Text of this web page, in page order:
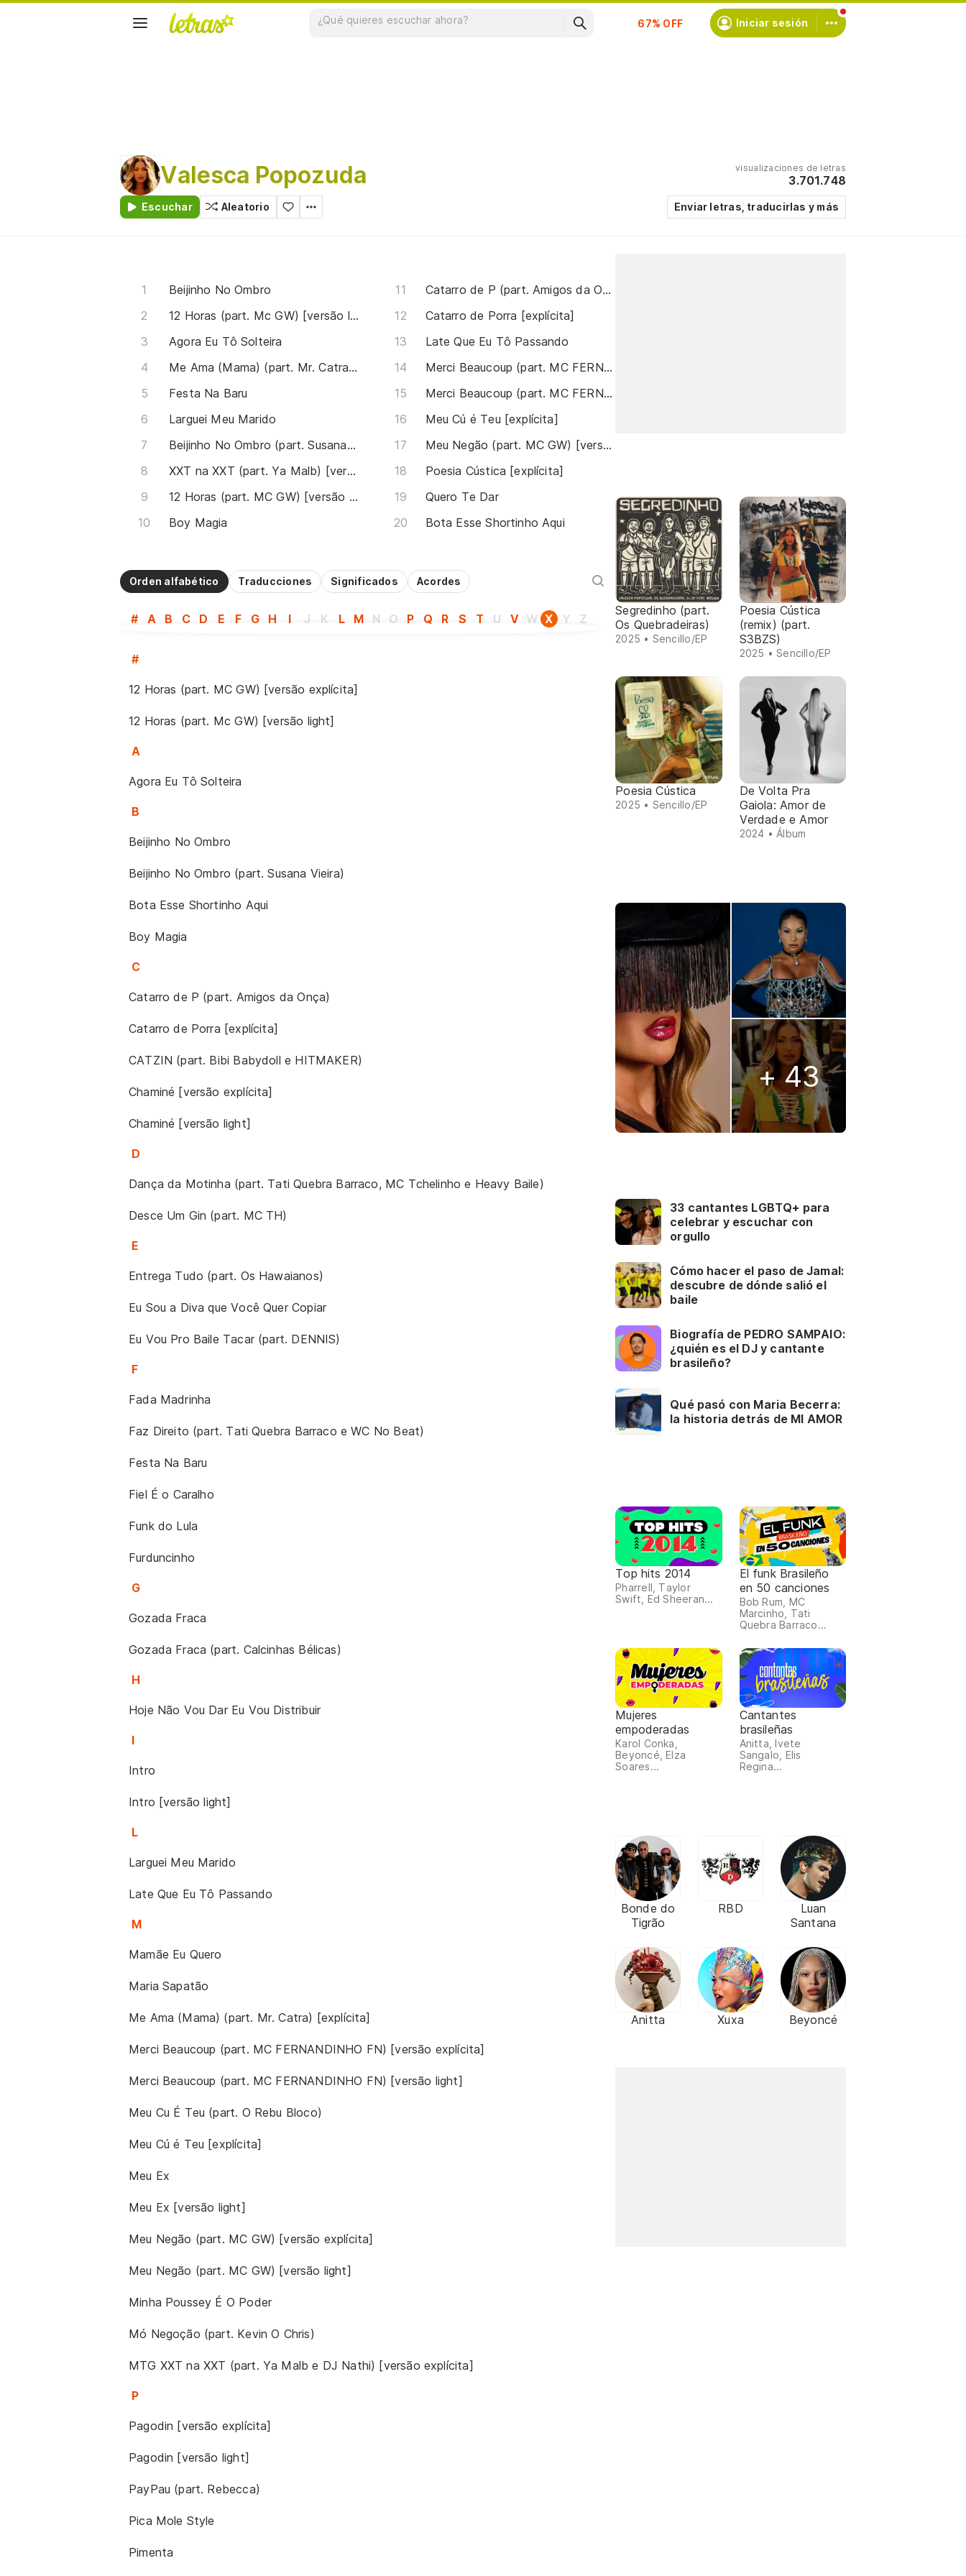
Suscríbete Iniciar sesión
Valesca Popozuda
Escuchar Aleatorio
visualizaciones de letras
3.701.748
Enviar letras, traducirlas y más
Beijinho No Ombro
12 Horas (part. Mc GW) [versão light]
Agora Eu Tô Solteira
Me Ama (Mama) (part. Mr. Catra) [explícita]
Festa Na Baru
Larguei Meu Marido
Beijinho No Ombro (part. Susana Vieira)
XXT na XXT (part. Ya Malb) [versão explícita]
12 Horas (part. MC GW) [versão explícita]
Boy Magia
Catarro de P (part. Amigos da Onça)
Catarro de Porra [explícita]
Late Que Eu Tô Passando
Merci Beaucoup (part. MC FERNANDINHO FN) [versão explícita]
Merci Beaucoup (part. MC FERNANDINHO FN) [versão light]
Meu Cú é Teu [explícita]
Meu Negão (part. MC GW) [versão explícita]
Poesia Cústica [explícita]
Quero Te Dar
Bota Esse Shortinho Aqui
Orden alfabético Traducciones Significados Acordes
# A B C D E F G H I J K L M N O P Q R S T U V W X Y Z
#
12 Horas (part. MC GW) [versão explícita]
12 Horas (part. Mc GW) [versão light]
A
Agora Eu Tô Solteira
B
Beijinho No Ombro
Beijinho No Ombro (part. Susana Vieira)
Bota Esse Shortinho Aqui
Boy Magia
C
Catarro de P (part. Amigos da Onça)
Catarro de Porra [explícita]
CATZIN (part. Bibi Babydoll e HITMAKER)
Chaminé [versão explícita]
Chaminé [versão light]
D
Dança da Motinha (part. Tati Quebra Barraco, MC Tchelinho e Heavy Baile)
Desce Um Gin (part. MC TH)
E
Entrega Tudo (part. Os Hawaianos)
Eu Sou a Diva que Você Quer Copiar
Eu Vou Pro Baile Tacar (part. DENNIS)
F
Fada Madrinha
Faz Direito (part. Tati Quebra Barraco e WC No Beat)
Festa Na Baru
Fiel É o Caralho
Funk do Lula
Furduncinho
G
Gozada Fraca
Gozada Fraca (part. Calcinhas Bélicas)
H
Hoje Não Vou Dar Eu Vou Distribuir
I
Intro
Intro [versão light]
L
Larguei Meu Marido
Late Que Eu Tô Passando
M
Mamãe Eu Quero
Maria Sapatão
Me Ama (Mama) (part. Mr. Catra) [explícita]
Merci Beaucoup (part. MC FERNANDINHO FN) [versão explícita]
Merci Beaucoup (part. MC FERNANDINHO FN) [versão light]
Meu Cu É Teu (part. O Rebu Bloco)
Meu Cú é Teu [explícita]
Meu Ex
Meu Ex [versão light]
Meu Negão (part. MC GW) [versão explícita]
Meu Negão (part. MC GW) [versão light]
Minha Poussey É O Poder
Mó Negoção (part. Kevin O Chris)
MTG XXT na XXT (part. Ya Malb e DJ Nathi) [versão explícita]
P
Pagodin [versão explícita]
Pagodin [versão light]
PayPau (part. Rebecca)
Pica Mole Style
Pimenta
Segredinho (part.
Os Quebradeiras)
2025 • Sencillo/EP
Poesia Cústica
(remix) (part.
S3BZS)
2025 • Sencillo/EP
Poesia Cústica
2025 • Sencillo/EP
De Volta Pra
Gaiola: Amor de
Verdade e Amor
2024 • Álbum
+ 43
33 cantantes LGBTQ+ para
celebrar y escuchar con
orgullo
Cómo hacer el paso de Jamal:
descubre de dónde salió el
baile
Biografía de PEDRO SAMPAIO:
¿quién es el DJ y cantante
brasileño?
Qué pasó con Maria Becerra:
la historia detrás de MI AMOR
Top hits 2014
Pharrell, Taylor
Swift, Ed Sheeran...
El funk Brasileño
en 50 canciones
Bob Rum, MC
Marcinho, Tati
Quebra Barraco...
Mujeres
empoderadas
Karol Conka,
Beyoncé, Elza
Soares...
Cantantes
brasileñas
Anitta, Ivete
Sangalo, Elis
Regina...
Bonde do
Tigrão
RBD
Luan
Santana
Anitta Xuxa Beyoncé